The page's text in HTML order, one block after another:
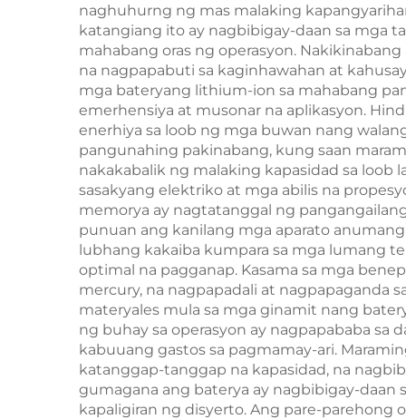
naghuhurng ng mas malaking
katangiang ito ay nagbibigay-daan sa mga
mahabang oras ng operasyon.
na nagpapabuti sa kaginhawahan at
mga bateryang lithium-ion sa mahabang
emerhensiya at musonar na aplikasyon.
enerhiya sa loob ng mga buwan nang
pangunahing pakinabang, kung saan
nakakabalik ng malaking kapasidad sa loob
sasakyang elektriko at mga abilis na
memorya ay nagtatanggal ng
punuan ang kanilang mga aparato
lubhang kakaiba kumpara sa mga lumang
optimal na pagganap. Kasama sa mga
mercury, na nagpapadali at nagpapaganda
materyales mula sa mga ginamit nang
ng buhay sa operasyon ay nagpapababa
kabuuang gastos sa pagmamay-ari.
katanggap-tanggap na kapasidad, na
gumagana ang baterya ay nagbibigay-daan
kapaligiran ng disyerto. Ang pare-